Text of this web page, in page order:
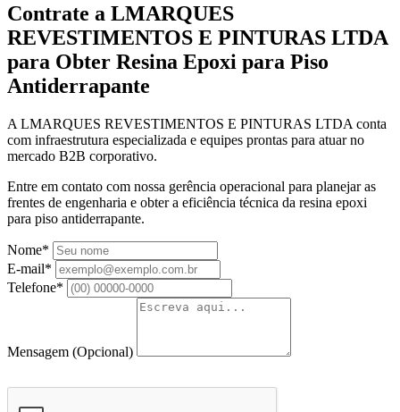
Contrate a LMARQUES
REVESTIMENTOS E PINTURAS LTDA
para Obter Resina Epoxi para Piso
Antiderrapante
A LMARQUES REVESTIMENTOS E PINTURAS LTDA conta
com infraestrutura especializada e equipes prontas para atuar no
mercado B2B corporativo.
Entre em contato com nossa gerência operacional para planejar as
frentes de engenharia e obter a eficiência técnica da resina epoxi
para piso antiderrapante.
Nome*
E-mail*
Telefone*
Mensagem (Opcional)